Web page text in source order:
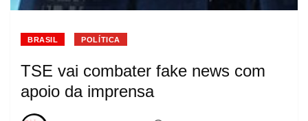
BRASIL POLÍTICA
TSE vai combater fake news com
apoio da imprensa